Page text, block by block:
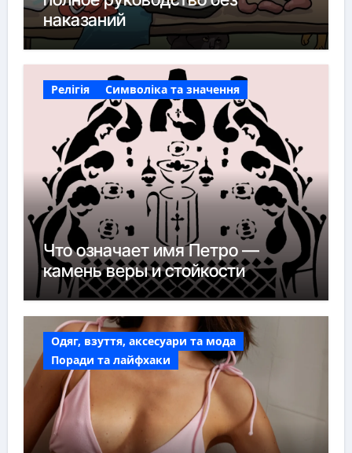
наказаний
Релігія Символіка та значення
Что означает имя Петро —
камень веры и стойкости
Одяг, взуття, аксесуари та мода
Поради та лайфхаки